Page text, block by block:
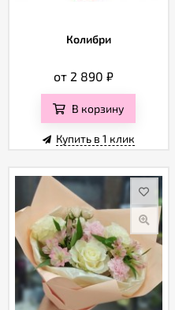
Колибри
от 2 890₽
В корзину
Купить в 1 клик